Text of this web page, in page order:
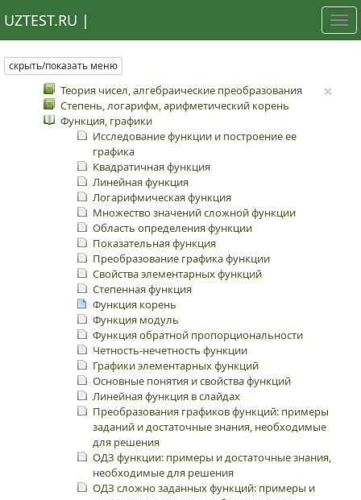
UZTEST.RU |
скрыть/показать меню
×
Теория чисел, алгебраические преобразования
Степень, логарифм, арифметический корень
Функция, графики
Исследование функции и построение ее
графика
Квадратичная функция
Линейная функция
Логарифмическая функция
Множество значений сложной функции
Область определения функции
Показательная функция
Преобразование графика функции
Свойства элементарных функций
Степенная функция
Функция корень
Функция модуль
Функция обратной пропорциональности
Четность-нечетность функции
Графики элементарных функций
Основные понятия и свойства функций
Линейная функция в слайдах
Преобразования графиков функций: примеры
заданий и достаточные знания, необходимые
для решения
ОДЗ функции: примеры и достаточные знания,
необходимые для решения
ОДЗ сложно заданных функций: примеры и